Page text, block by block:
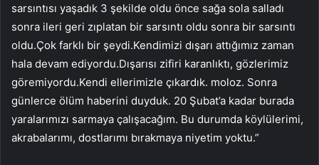
sarsıntısı yaşadık 3 şekilde oldu önce sağa sola salladı
sonra ileri geri zıplatan bir sarsıntı oldu sonra bir sarsıntı
oldu.Çok farklı bir şeydi.Kendimizi dışarı attığımız zaman
hala devam ediyordu.Dışarısı zifiri karanlıktı, gözlerimiz
göremiyordu.Kendi ellerimizle çıkardık. moloz. Sonra
günlerce ölüm haberini duyduk. 20 Şubat’a kadar burada
yaralarımızı sarmaya çalışacağım. Bu durumda köylülerimi,
akrabalarımı, dostlarımı bırakmaya niyetim yoktu.”